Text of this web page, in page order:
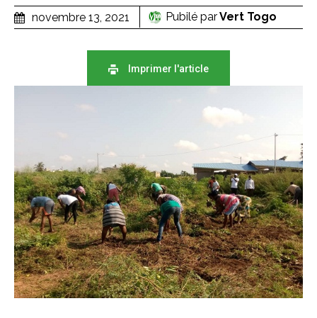
novembre 13, 2021 Pubilé parVert Togo
Imprimer l'article